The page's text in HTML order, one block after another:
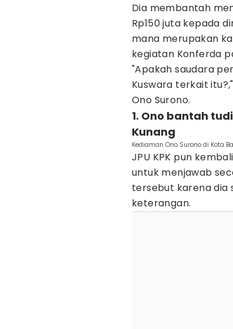
Dia membantah
Rp150 juta kepada
mana merupakan
kegiatan Konferda
"Apakah saudara
Kuswara terkait
Ono Surono.
1. Ono bantah
Kunang
Kediaman Ono Surono di Kota
JPU KPK pun
untuk menjawab
tersebut karena dia
keterangan.